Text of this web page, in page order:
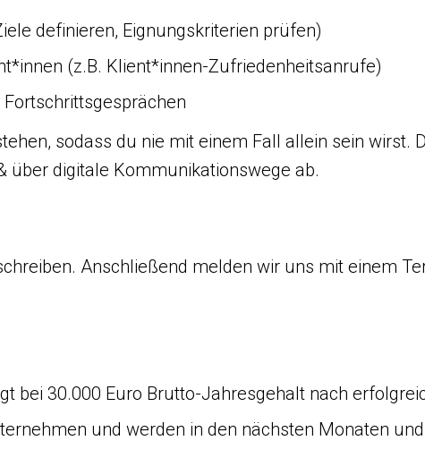
definieren, Eignungskriterien prüfen)
(z.B. Klient*innen-Zufriedenheitsanrufe)
sodass du nie mit einem Fall allein sein wirst.
digitale Kommunikationswege ab.
Anschließend melden wir uns mit einem
bei 30.000 Euro Brutto-Jahresgehalt nach
und werden in den nächsten Monaten